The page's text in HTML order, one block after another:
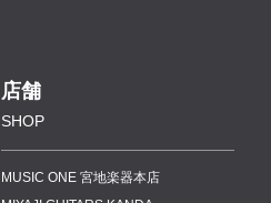
店舗
SHOP
MUSIC ONE 宮地楽器本店